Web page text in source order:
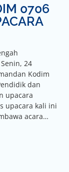
0706
24
Kodim
dan
upacara
upacara kali ini
acara…